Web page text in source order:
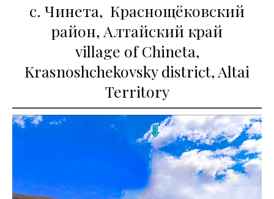
с. Чинета, Краснощёковский
район, Алтайский край
village of Chineta,
Krasnoshchekovsky district, Altai
Territory